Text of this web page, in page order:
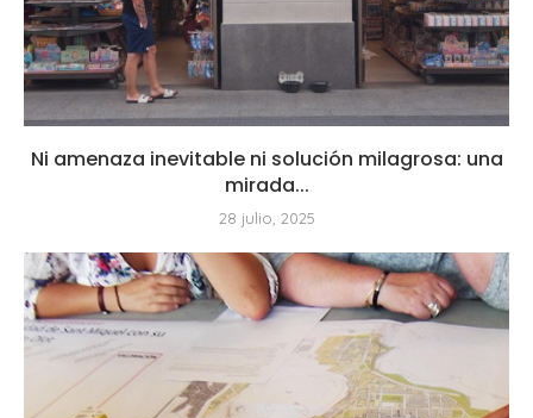
Ni amenaza inevitable ni solución milagrosa: una
mirada...
28 julio, 2025